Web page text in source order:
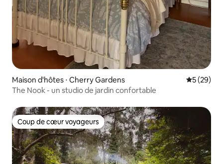
Maison d'hôtes ⋅ Cherry Gardens
5 (29)
The Nook - un studio de jardin confortable
Coup de cœur voyageurs
Coup de cœur voyageurs